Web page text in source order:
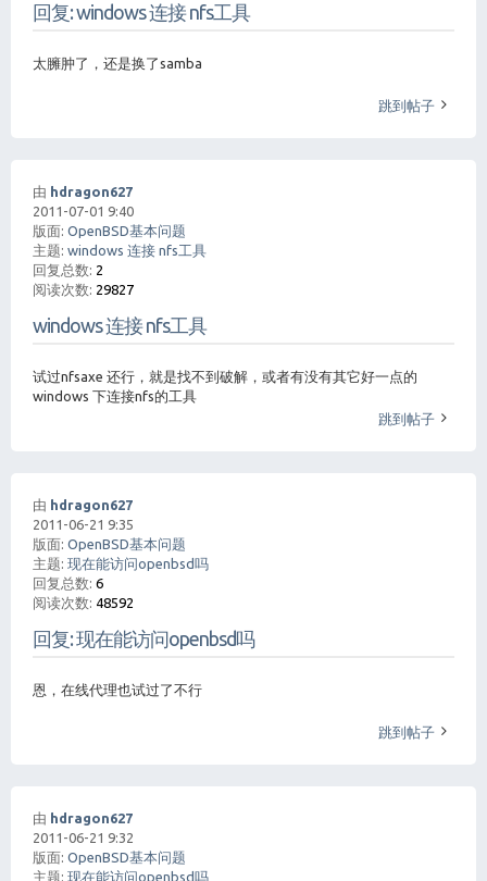
回复: windows 连接 nfs工具
太臃肿了，还是换了samba
跳到帖子
由 hdragon627
2011-07-01 9:40
版面: OpenBSD基本问题
主题: windows 连接 nfs工具
回复总数: 2
阅读次数: 29827
windows 连接 nfs工具
试过nfsaxe 还行，就是找不到破解，或者有没有其它好一点的
windows 下连接nfs的工具
跳到帖子
由 hdragon627
2011-06-21 9:35
版面: OpenBSD基本问题
主题: 现在能访问openbsd吗
回复总数: 6
阅读次数: 48592
回复: 现在能访问openbsd吗
恩，在线代理也试过了不行
跳到帖子
由 hdragon627
2011-06-21 9:32
版面: OpenBSD基本问题
主题: 现在能访问openbsd吗